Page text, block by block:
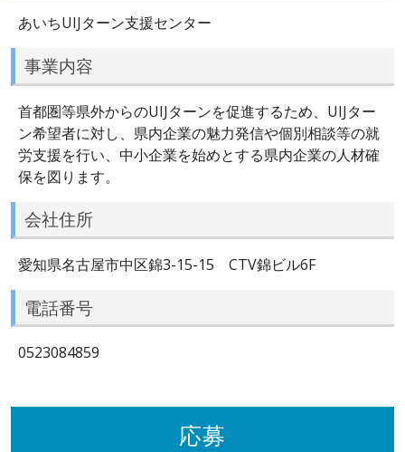
あいちUIJターン支援センター
事業内容
首都圏等県外からのUIJターンを促進するため、UIJター
ン希望者に対し、県内企業の魅力発信や個別相談等の就
労支援を行い、中小企業を始めとする県内企業の人材確
保を図ります。
会社住所
愛知県名古屋市中区錦3-15-15 CTV錦ビル6F
電話番号
0523084859
応募